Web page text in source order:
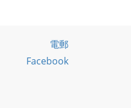
電郵
Facebook